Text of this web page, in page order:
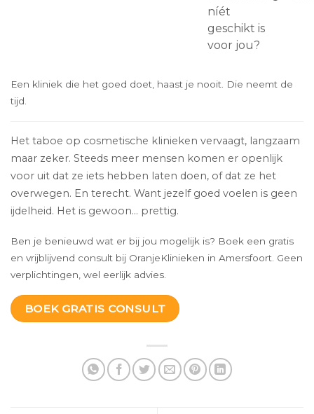
níét
geschikt is
voor jou?
Een kliniek die het goed doet, haast je nooit. Die neemt de
tijd.
Het taboe op cosmetische klinieken vervaagt, langzaam
maar zeker. Steeds meer mensen komen er openlijk
voor uit dat ze iets hebben laten doen, of dat ze het
overwegen. En terecht. Want jezelf goed voelen is geen
ijdelheid. Het is gewoon… prettig.
Ben je benieuwd wat er bij jou mogelijk is? Boek een gratis
en vrijblijvend consult bij OranjeKlinieken in Amersfoort. Geen
verplichtingen, wel eerlijk advies.
BOEK GRATIS CONSULT